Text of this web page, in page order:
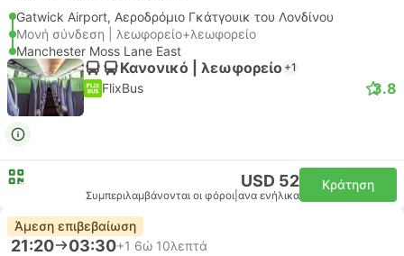
Gatwick Airport, Αεροδρόμιο Γκάτγουικ του Λονδίνου
Μονή σύνδεση | λεωφορείο+λεωφορείο
Manchester Moss Lane East
Κανονικό | λεωφορείο +1
FlixBus 3.8
USD 52
Συμπεριλαμβάνονται οι φόροι ανα ενήλικα
Κράτηση
Άμεση επιβεβαίωση
21:20 03:30+1 6ώ 10λεπτά